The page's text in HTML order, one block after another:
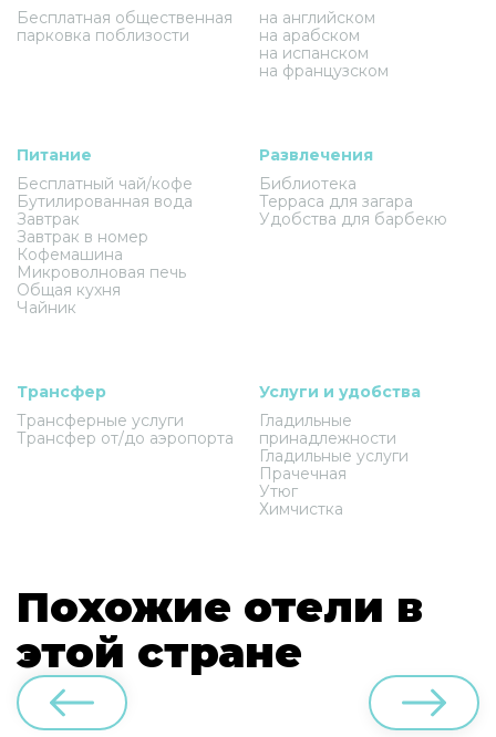
Бесплатная общественная
парковка поблизости
на английском
на арабском
на испанском
на французском
Питание
Бесплатный чай/кофе
Бутилированная вода
Завтрак
Завтрак в номер
Кофемашина
Микроволновая печь
Общая кухня
Чайник
Развлечения
Библиотека
Терраса для загара
Удобства для барбекю
Трансфер
Трансферные услуги
Трансфер от/до аэропорта
Услуги и удобства
Гладильные
принадлежности
Гладильные услуги
Прачечная
Утюг
Химчистка
Похожие отели в
этой стране